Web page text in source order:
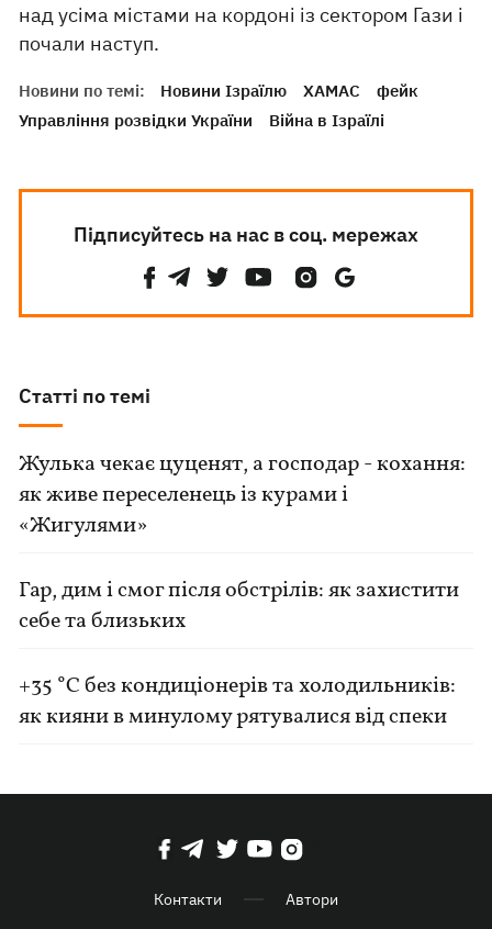
над усіма містами на кордоні із сектором Гази і
почали наступ.
Новини по темі: Новини Ізраїлю ХАМАС
фейк
Управління розвідки України
Війна в Ізраїлі
Підписуйтесь на нас в соц. мережах
Статті по темі
Жулька чекає цуценят, а господар - кохання:
як живе переселенець із курами і
«Жигулями»
Гар, дим і смог після обстрілів: як захистити
себе та близьких
+35 °C без кондиціонерів та холодильників:
як кияни в минулому рятувалися від спеки
Контакти Автори